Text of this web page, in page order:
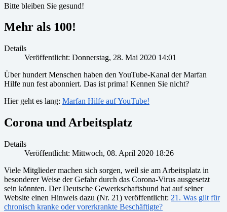
Bitte bleiben Sie gesund!
Mehr als 100!
Details
Veröffentlicht: Donnerstag, 28. Mai 2020 14:01
Über hundert Menschen haben den YouTube-Kanal der Marfan
Hilfe nun fest abonniert. Das ist prima! Kennen Sie nicht?
Hier geht es lang: Marfan Hilfe auf YouTube!
Corona und Arbeitsplatz
Details
Veröffentlicht: Mittwoch, 08. April 2020 18:26
Viele Mitglieder machen sich sorgen, weil sie am Arbeitsplatz in
besonderer Weise der Gefahr durch das Corona-Virus ausgesetzt
sein könnten. Der Deutsche Gewerkschaftsbund hat auf seiner
Website einen Hinweis dazu (Nr. 21) veröffentlicht: 21. Was gilt für
chronisch kranke oder vorerkrankte Beschäftigte?